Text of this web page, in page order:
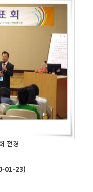
전경
01-23)